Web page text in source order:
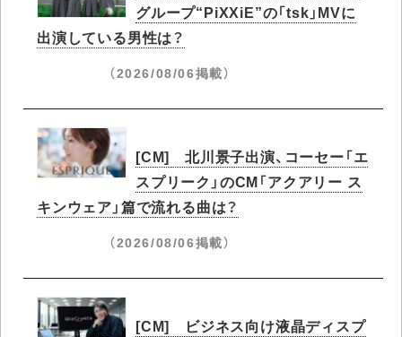
グループ“PiXXiE”の「tsk」MVに
出演している男性は？
（2026/08/06掲載）
[CM] 北川景子出演、コーセー「エ
スプリーク」のCM「アクアリー ス
キンウェア」篇で流れる曲は？
（2026/08/06掲載）
[CM] ビジネス向け液晶ディスプ